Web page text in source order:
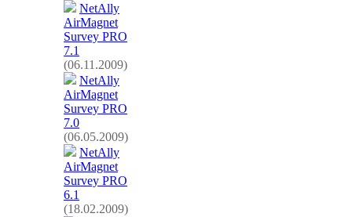
NetAlly
AirMagnet
Survey PRO
7.1
(06.11.2009)
NetAlly
AirMagnet
Survey PRO
7.0
(06.05.2009)
NetAlly
AirMagnet
Survey PRO
6.1
(18.02.2009)